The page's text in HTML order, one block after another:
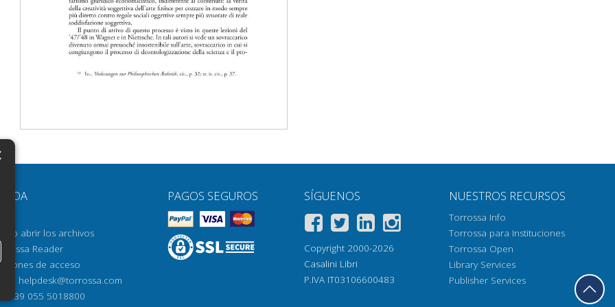
AYUDA
abrir los archivos
Reader
de acceso
helpdesk@torrossa.com
+39 055 5018800
PAGOS SEGUROS SÍGUENOS
Copyright 2000-2026
Casalini Libri
P.IVA IT03106600483
NUESTROS RECURSOS
Torrossa Info
Torrossa para Instituciones
Torrossa Open
Library Services
Publisher Services